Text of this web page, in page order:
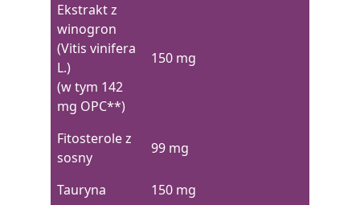
Ekstrakt z
winogron
(Vitis vinifera
L.)
(w tym 142
mg OPC**)
150 mg
Fitosterole z
sosny
99 mg
Tauryna
150 mg